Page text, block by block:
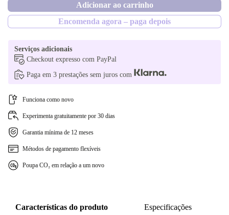
Adicionar ao carrinho
Encomenda agora – paga depois
Serviços adicionais
Checkout expresso com PayPal
Paga em 3 prestações sem juros com
Funciona como novo
Experimenta gratuitamente por 30 dias
Garantia mínima de 12 meses
Métodos de pagamento flexíveis
Poupa CO₂ em relação a um novo
Características do produto Especificações